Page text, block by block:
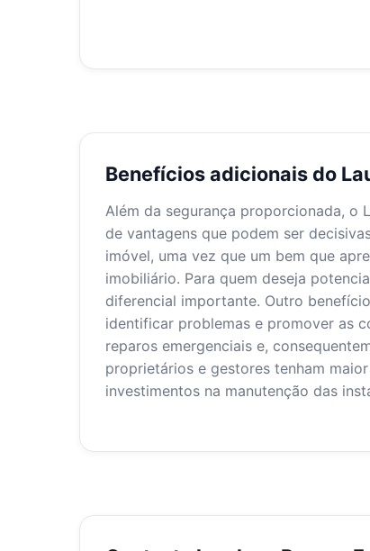
Benefícios adicionais do
Além da segurança proporcionada, o
de vantagens que podem ser
imóvel, uma vez que um bem que
imobiliário. Para quem deseja
diferencial importante. Outro
identificar problemas e promover as
reparos emergenciais e,
proprietários e gestores tenham
investimentos na manutenção das